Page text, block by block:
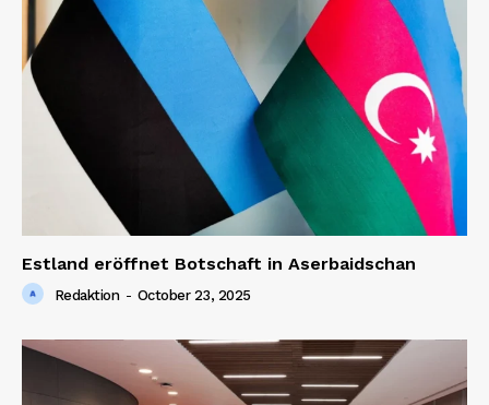
Estland eröffnet Botschaft in Aserbaidschan
Redaktion - October 23, 2025